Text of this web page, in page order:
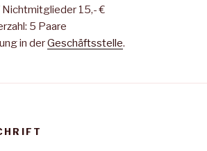
15,- €
5 Paare
in derGeschäftsstelle.